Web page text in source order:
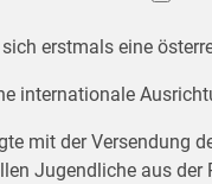
erstmals eine
internationale
mit der Versendung
Jugendliche aus